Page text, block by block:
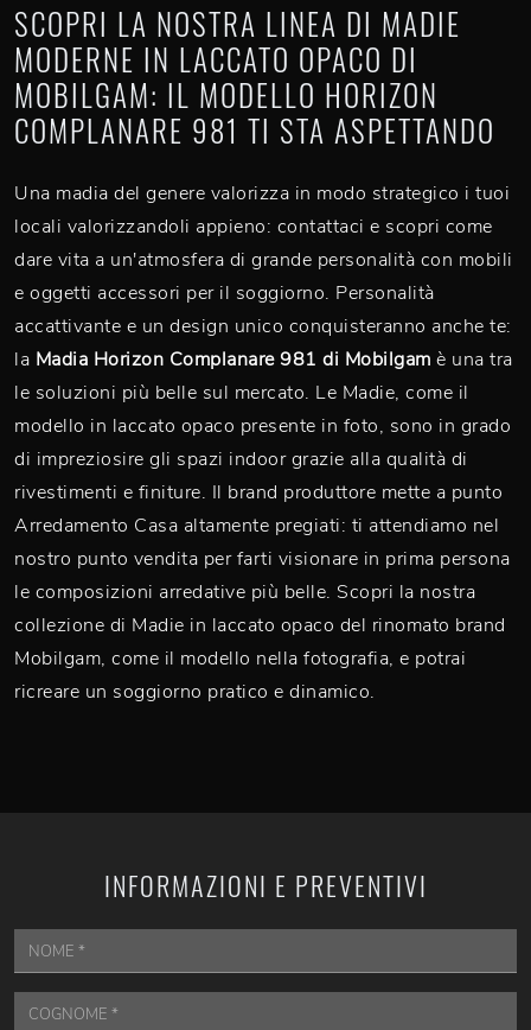
SCOPRI LA NOSTRA LINEA DI MADIE
MODERNE IN LACCATO OPACO DI
MOBILGAM: IL MODELLO HORIZON
COMPLANARE 981 TI STA ASPETTANDO
Una madia del genere valorizza in modo strategico i tuoi
locali valorizzandoli appieno: contattaci e scopri come
dare vita a un'atmosfera di grande personalità con mobili
e oggetti accessori per il soggiorno. Personalità
accattivante e un design unico conquisteranno anche te:
la Madia Horizon Complanare 981 di Mobilgam è una tra
le soluzioni più belle sul mercato. Le Madie, come il
modello in laccato opaco presente in foto, sono in grado
di impreziosire gli spazi indoor grazie alla qualità di
rivestimenti e finiture. Il brand produttore mette a punto
Arredamento Casa altamente pregiati: ti attendiamo nel
nostro punto vendita per farti visionare in prima persona
le composizioni arredative più belle. Scopri la nostra
collezione di Madie in laccato opaco del rinomato brand
Mobilgam, come il modello nella fotografia, e potrai
ricreare un soggiorno pratico e dinamico.
INFORMAZIONI E PREVENTIVI